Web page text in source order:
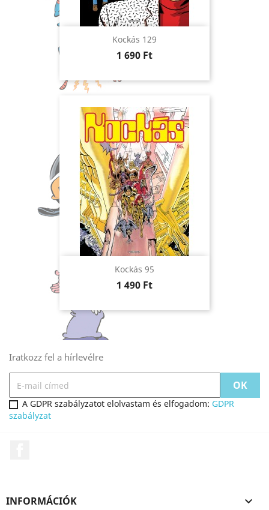
Kockás 129
Ár
1 690 Ft
Kockás 95
Ár
1 490 Ft
Iratkozz fel a hírlevélre
A GDPR szabályzatot elolvastam és elfogadom: GDPR
szabályzat
INFORMÁCIÓK 